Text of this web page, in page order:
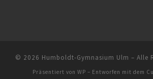
© 2026 Humboldt-Gymnasium Ulm – Alle
Präsentiert von WP – Entworfen mit dem